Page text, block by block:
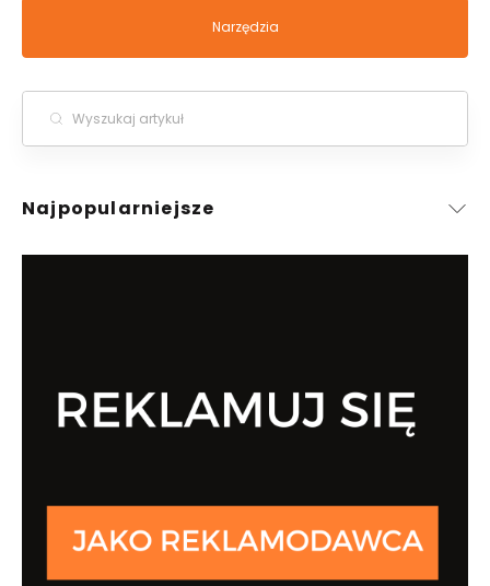
Narzędzia
Najpopularniejsze